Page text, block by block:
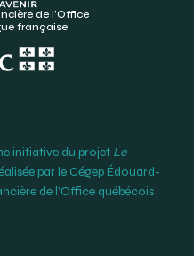
de l’Office
française
initiative du projet Le
par le Cégep Édouard-
de l’Office québécois